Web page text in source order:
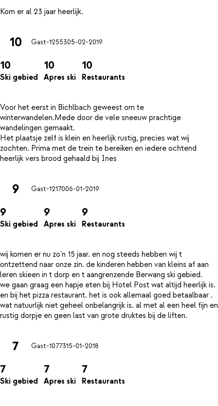
10 Gast-1255305-02-2019
10
Ski gebied
10
Apres ski
10
Restaurants
Voor het eerst in Bichlbach geweest om te
winterwandelen.Mede door de vele sneeuw prachtige
wandelingen gemaakt.
Het plaatsje zelf is klein en heerlijk rustig, precies wat wij
zochten. Prima met de trein te bereiken en iedere ochtend
9 Gast-1217006-01-2019
9
Ski gebied
9
Apres ski
9
Restaurants
wij komen er nu zo'n 15 jaar. en nog steeds hebben wij t
ontzettend naar onze zin. de kinderen hebben van kleins af aan
leren skieen in t dorp en t aangrenzende Berwang ski gebied.
we gaan graag een hapje eten bij Hotel Post wat altijd heerlijk is.
en bij het pizza restaurant. het is ook allemaal goed betaalbaar .
wat natuurlijk niet geheel onbelangrijk is. al met al een heel fijn en
7 Gast-1077315-01-2018
7
Ski gebied
7
Apres ski
7
Restaurants